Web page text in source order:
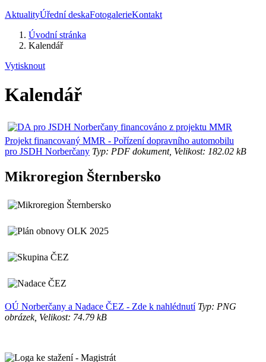
AktualityÚřední deskaFotogalerieKontakt
Úvodní stránka
Kalendář
Vytisknout
Kalendář
Projekt financovaný MMR - Pořízení dopravního automobilu
pro JSDH Norberčany Typ: PDF dokument, Velikost: 182.02 kB
Mikroregion Šternbersko
OÚ Norberčany a Nadace ČEZ - Zde k nahlédnutíTyp: PNG
obrázek, Velikost: 74.79 kB